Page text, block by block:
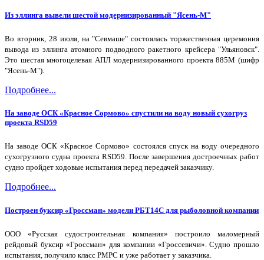
Из эллинга вывели шестой модернизированный "Ясень-М"
Во вторник, 28 июля, на "Севмаше" состоялась торжественная церемония
вывода из эллинга атомного подводного ракетного крейсера "Ульяновск".
Это шестая многоцелевая АПЛ модернизированного проекта 885М (шифр
"Ясень-М").
Подробнее...
На заводе ОСК «Красное Сормово» спустили на воду новый сухогруз
проекта RSD59
На заводе ОСК «Красное Сормово» состоялся спуск на воду очередного
сухогрузного судна проекта RSD59. После завершения достроечных работ
судно пройдет ходовые испытания перед передачей заказчику.
Подробнее...
Построен буксир «Гроссман» модели РБТ14С для рыболовной компании
ООО «Русская судостроительная компания» построило маломерный
рейдовый буксир «Гроссман» для компании «Гроссевичи». Судно прошло
испытания, получило класс РМРС и уже работает у заказчика.